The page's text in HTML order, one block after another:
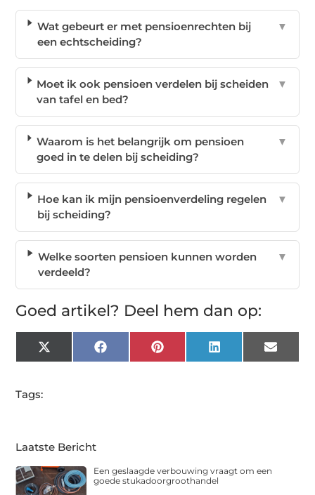
Wat gebeurt er met pensioenrechten bij
een echtscheiding?
▼
Moet ik ook pensioen verdelen bij scheiden
van tafel en bed?
▼
Waarom is het belangrijk om pensioen
goed in te delen bij scheiding?
▼
Hoe kan ik mijn pensioenverdeling regelen
bij scheiding?
▼
Welke soorten pensioen kunnen worden
verdeeld?
▼
Goed artikel? Deel hem dan op:
X
(Twitter)
FacebookPinterest LinkedIn Email
Tags:
Laatste Bericht
Een geslaagde verbouwing vraagt om een
goede stukadoorgroothandel